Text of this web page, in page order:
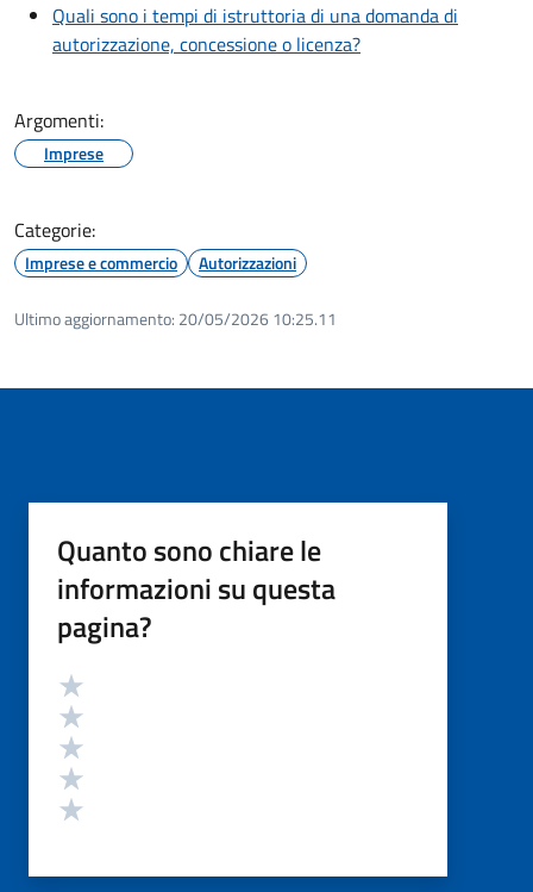
Quali sono i tempi di istruttoria di una domanda di
autorizzazione, concessione o licenza?
Argomenti:
Imprese
Categorie:
Imprese e commercio Autorizzazioni
Ultimo aggiornamento: 20/05/2026 10:25.11
Quanto sono chiare le
informazioni su questa
pagina?
Valutazione